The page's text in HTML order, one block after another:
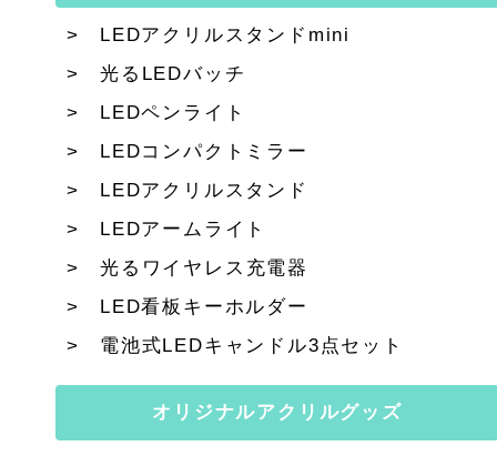
LEDアクリルスタンドmini
光るLEDバッチ
LEDペンライト
LEDコンパクトミラー
LEDアクリルスタンド
LEDアームライト
光るワイヤレス充電器
LED看板キーホルダー
電池式LEDキャンドル3点セット
オリジナルアクリルグッズ